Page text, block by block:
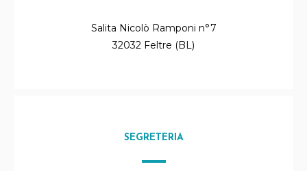
Salita Nicolò Ramponi n°7
32032 Feltre (BL)
SEGRETERIA